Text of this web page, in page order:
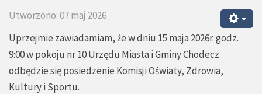
Utworzono: 07 maj 2026
Uprzejmie zawiadamiam, że w dniu 15 maja 2026r. godz.
9:00 w pokoju nr 10 Urzędu Miasta i Gminy Chodecz
odbędzie się posiedzenie Komisji Oświaty, Zdrowia,
Kultury i Sportu.